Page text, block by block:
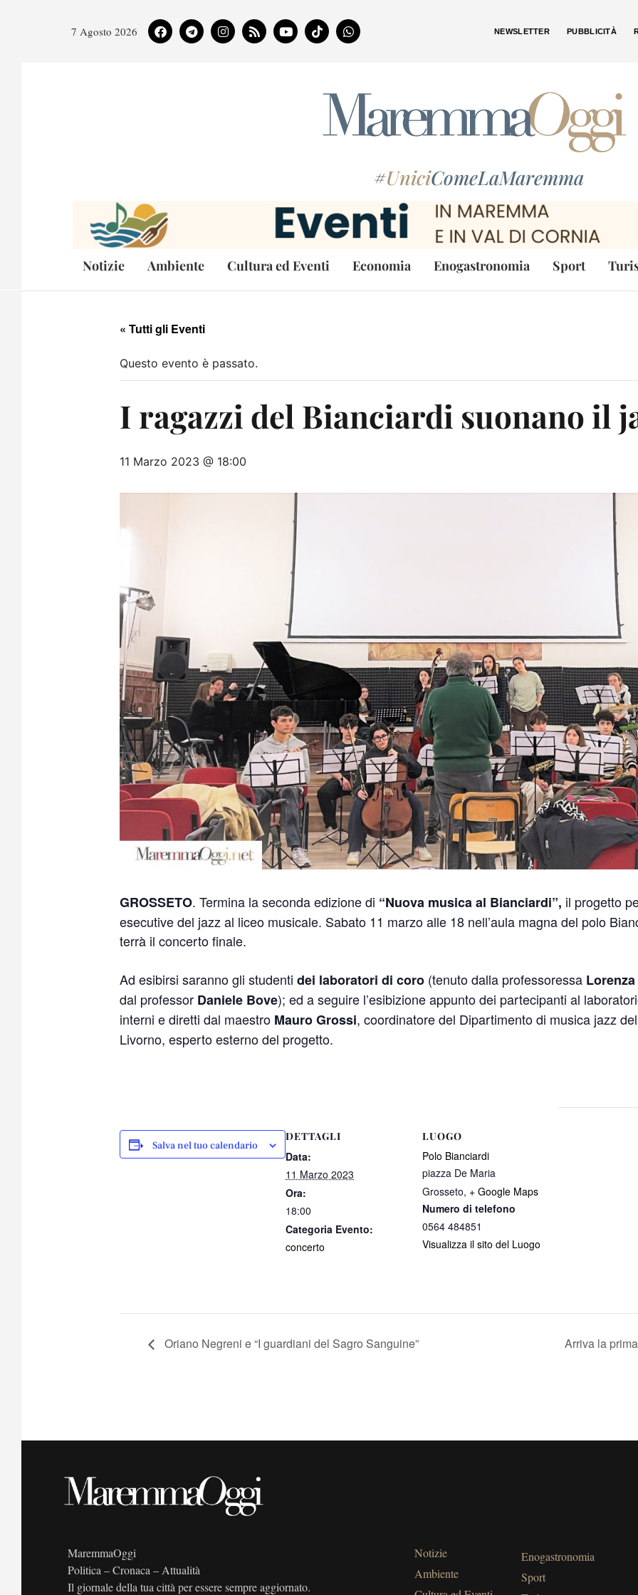
7 Agosto 2026 NEWSLETTER PUBBLICITÀ
#UniciComeLaMaremma
Notizie Ambiente Cultura ed Eventi Economia Enogastronomia Sport
« Tutti gli Eventi
Questo evento è passato.
I ragazzi del Bianciardi suonano il
11 Marzo 2023 @ 18:00
GROSSETO. Termina la seconda edizione di “Nuova musica al Bianciardi”, il progetto
esecutive del jazz al liceo musicale. Sabato 11 marzo alle 18 nell’aula magna del polo
terrà il concerto finale.
Ad esibirsi saranno gli studenti dei laboratori di coro (tenuto dalla professoressa
dal professor Daniele Bove); ed a seguire l’esibizione appunto dei partecipanti al
interni e diretti dal maestro Mauro Grossi, coordinatore del Dipartimento di musica jazz
Livorno, esperto esterno del progetto.
Salva nel tuo calendario
DETTAGLI
Data:
11 Marzo 2023
Ora:
18:00
Categoria Evento:
concerto
LUOGO
Polo Bianciardi
piazza De Maria
Grosseto, + Google Maps
Numero di telefono
0564 484851
Visualizza il sito del Luogo
Oriano Negreni e “I guardiani del Sagro Sanguine” Arriva la
MaremmaOggi
Politica – Cronaca – Attualità
Il giornale della tua città per essere sempre aggiornato.
Notizie
Ambiente
Enogastronomia
Sport